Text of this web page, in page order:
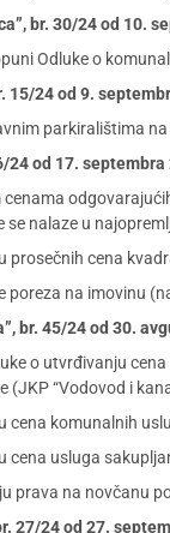
br. 30/24 od 10.
Odluke o
15/24 od 9.
parkiralištima
24 od 17.
se nalaze u
prosečnih cena
poreza na imovinu
br. 45/24 od 30.
o utvrđivanju
(JKP “Vodovod i
cena komunalnih
cena usluga
prava na novčanu
27/24 od 27.